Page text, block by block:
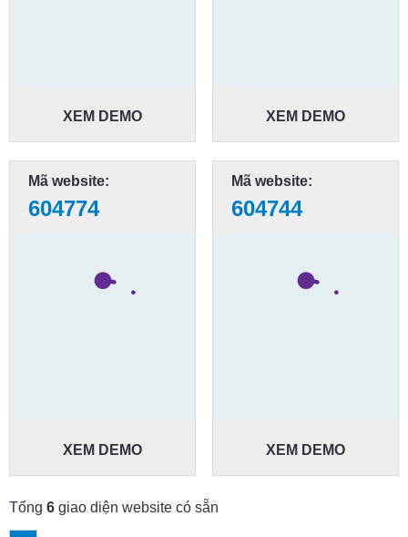
XEM DEMO XEM DEMO
Mã website:
604774
XEM DEMO
Mã website:
604744
XEM DEMO
Tổng 6 giao diện website có sẵn